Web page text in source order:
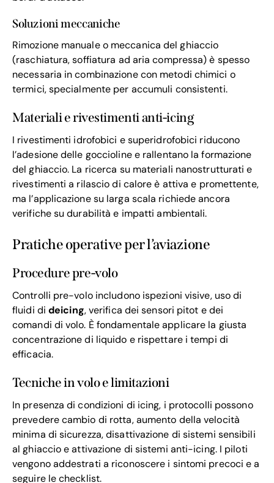
Soluzioni meccaniche
Rimozione manuale o meccanica del ghiaccio
(raschiatura, soffiatura ad aria compressa) è spesso
necessaria in combinazione con metodi chimici o
termici, specialmente per accumuli consistenti.
Materiali e rivestimenti anti-icing
I rivestimenti idrofobici e superidrofobici riducono
l’adesione delle goccioline e rallentano la formazione
del ghiaccio. La ricerca su materiali nanostrutturati e
rivestimenti a rilascio di calore è attiva e promettente,
ma l’applicazione su larga scala richiede ancora
verifiche su durabilità e impatti ambientali.
Pratiche operative per l’aviazione
Procedure pre-volo
Controlli pre-volo includono ispezioni visive, uso di
fluidi di deicing, verifica dei sensori pitot e dei
comandi di volo. È fondamentale applicare la giusta
concentrazione di liquido e rispettare i tempi di
efficacia.
Tecniche in volo e limitazioni
In presenza di condizioni di icing, i protocolli possono
prevedere cambio di rotta, aumento della velocità
minima di sicurezza, disattivazione di sistemi sensibili
al ghiaccio e attivazione di sistemi anti-icing. I piloti
vengono addestrati a riconoscere i sintomi precoci e a
seguire le checklist.